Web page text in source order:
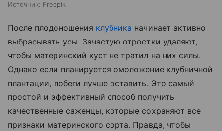
Источник: Freepik
После плодоношения клубника начинает активно
выбрасывать усы. Зачастую отростки удаляют,
чтобы материнский куст не тратил на них силы.
Однако если планируется омоложение клубничной
плантации, побеги лучше оставить. Это самый
простой и эффективный способ получить
качественные саженцы, которые сохраняют все
признаки материнского сорта. Правда, чтобы